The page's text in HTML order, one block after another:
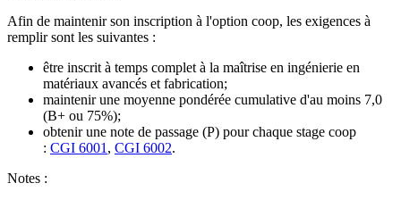
Afin de maintenir son inscription à l'option coop, les exigences à
remplir sont les suivantes :
être inscrit à temps complet à la maîtrise en ingénierie en
matériaux avancés et fabrication;
maintenir une moyenne pondérée cumulative d'au moins 7,0
(B+ ou 75%);
obtenir une note de passage (P) pour chaque stage coop
: CGI 6001 , CGI 6002.
Notes :